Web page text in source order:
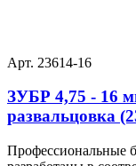
Арт. 23614-16
ЗУБР 4,75 - 16
развальцовка
Профессиональные